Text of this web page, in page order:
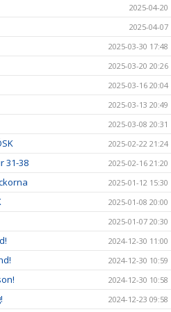
2025-04-20
2025-04-07
2025-03-30 17:48
2025-03-20 20:26
2025-03-16 20:04
2025-03-13 20:49
2025-03-08 20:31
2025-02-22 21:24
31-38 2025-02-16 21:20
2025-01-12 15:30
2025-01-08 20:00
2025-01-07 20:30
2024-12-30 11:00
2024-12-30 10:59
2024-12-30 10:58
2024-12-23 09:58